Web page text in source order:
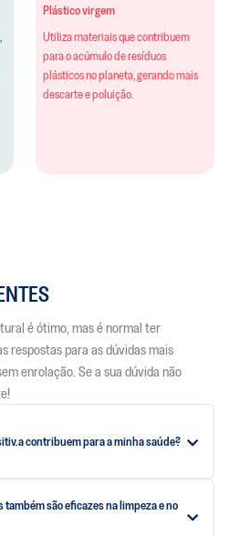
Plástico virgem
Utiliza materiais que contribuem
para o acúmulo de resíduos
plásticos no planeta, gerando mais
descarte e poluição.
é ótimo, mas é normal ter
respostas para as dúvidas mais
enrolação. Se a sua dúvida não
contribuem para a minha saúde?
são eficazes na limpeza e no